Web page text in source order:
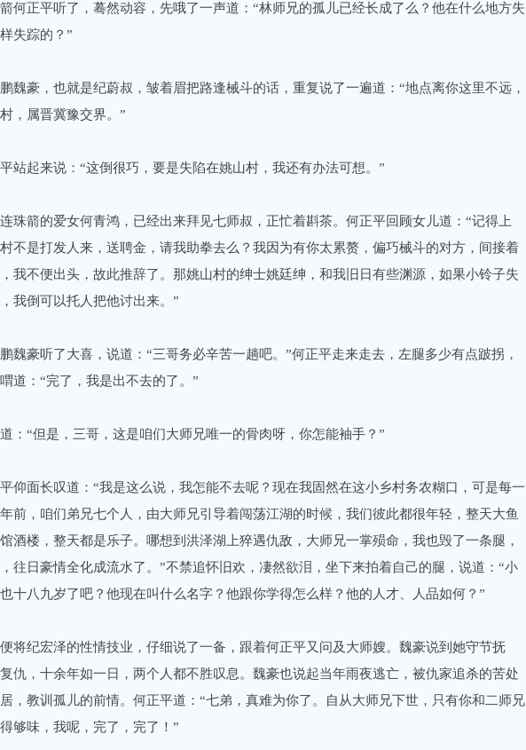
正平听了，蓦然动容，先哦了一声道：“林师兄的孤儿已经长成了么？他在什么地方失
失踪的？”
豪，也就是纪蔚叔，皱着眉把路逢械斗的话，重复说了一遍道：“地点离你这里不远，
，属晋冀豫交界。”
起来说：“这倒很巧，要是失陷在姚山村，我还有办法可想。”
箭的爱女何青鸿，已经出来拜见七师叔，正忙着斟茶。何正平回顾女儿道：“记得上
不是打发人来，送聘金，请我助拳去么？我因为有你太累赘，偏巧械斗的对方，间接着
我不便出头，故此推辞了。那姚山村的绅士姚廷绅，和我旧日有些渊源，如果小铃子失
我倒可以托人把他讨出来。”
豪听了大喜，说道：“三哥务必辛苦一趟吧。”何正平走来走去，左腿多少有点跛拐，
道：“完了，我是出不去的了。”
“但是，三哥，这是咱们大师兄唯一的骨肉呀，你怎能袖手？”
面长叹道：“我是这么说，我怎能不去呢？现在我固然在这小乡村务农糊口，可是每一
前，咱们弟兄七个人，由大师兄引导着闯荡江湖的时候，我们彼此都很年轻，整天大鱼
酒楼，整天都是乐子。哪想到洪泽湖上猝遇仇敌，大师兄一掌殒命，我也毁了一条腿，
往日豪情全化成流水了。”不禁追怀旧欢，凄然欲泪，坐下来拍着自己的腿，说道：“小
十八九岁了吧？他现在叫什么名字？他跟你学得怎么样？他的人才、人品如何？”
纪宏泽的性情技业，仔细说了一备，跟着何正平又问及大师嫂。魏豪说到她守节抚
仇，十余年如一日，两个人都不胜叹息。魏豪也说起当年雨夜逃亡，被仇家追杀的苦处
，教训孤儿的前情。何正平道：“七弟，真难为你了。自从大师兄下世，只有你和二师兄
够味，我呢，完了，完了！”